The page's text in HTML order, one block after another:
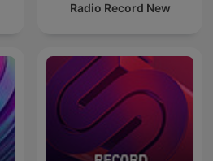
Radio Record New